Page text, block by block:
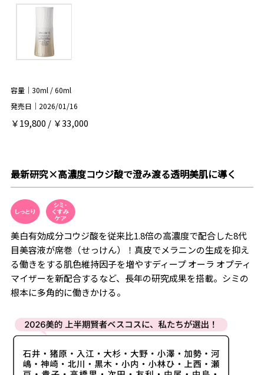
容量｜30ml / 60ml
発売日｜2026/01/16
￥19,800 / ￥33,000
最新研究×高濃度コウジ酸で澄み渡る透明美肌に導く
美白有効成分コウジ酸を従来比1.8倍の高濃度で配合した8代
目美容液が席巻（せっけん）！真皮でメラニンの生成を抑え
る働きをする肌色維持因子を増やすディープ オーラ オプティ
マイザーを新配合するなど、長年の研究成果を搭載。シミの
根本に多角的に働きかける。